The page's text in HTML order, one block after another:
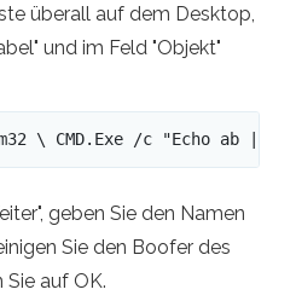
überall auf dem Desktop,
und im Feld "Objekt"
\ CMD.Exe /c "Echo ab |
geben Sie den Namen
Sie den Boofer des
Sie auf OK.